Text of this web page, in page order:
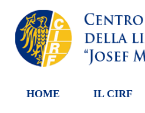
HOME IL CIRF